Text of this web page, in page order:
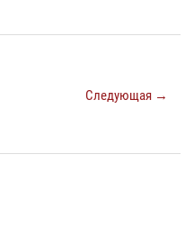
Следующая →